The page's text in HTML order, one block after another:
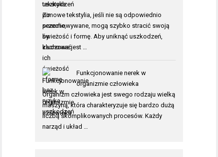
uszkodzeń
Zimowe tekstylia, jeśli nie są odpowiednio
przechowywane, mogą szybko stracić swoją
świeżość i formę. Aby uniknąć uszkodzeń,
kluczowe jest …
Funkcjonowanie nerek w
organizmie człowieka
Organizm człowieka jest swego rodzaju wielką
maszyną, która charakteryzuje się bardzo dużą
liczbą skomplikowanych procesów. Każdy
narząd i układ …